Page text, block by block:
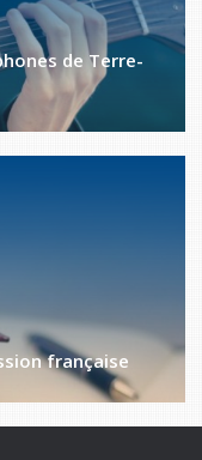
de Terre-
française